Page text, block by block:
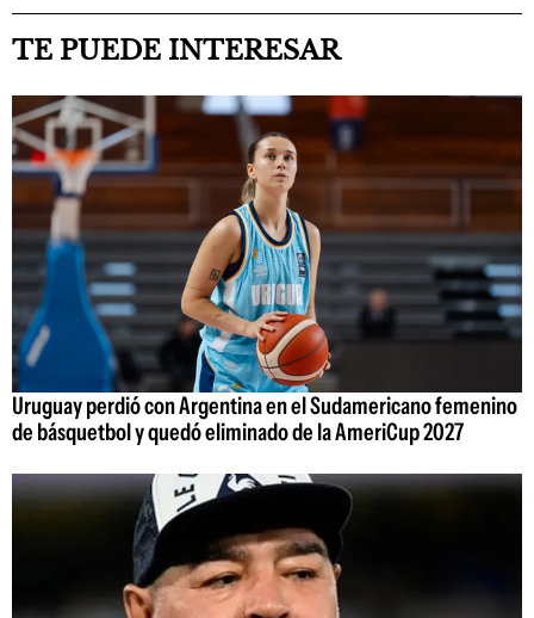
TE PUEDE INTERESAR
Uruguay perdió con Argentina en el Sudamericano femenino
de básquetbol y quedó eliminado de la AmeriCup 2027